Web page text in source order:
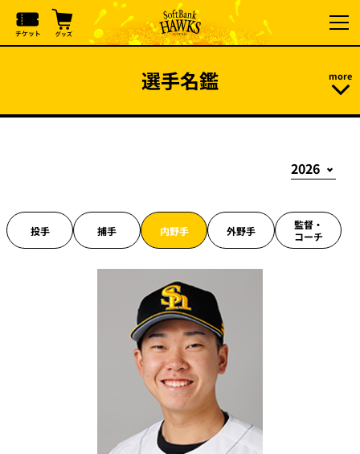
選手名鑑
投手 捕手 内野手 外野手
監督・
コーチ